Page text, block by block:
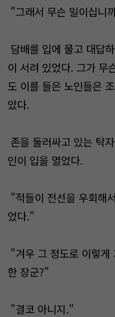
"그래서 무슨 일이십니
담배를 입에 물고 대답
이 서려 있었다. 그가 무
도 이를 들은 노인들은
았다.
존을 둘러싸고 있는 탁
인이 입을 열었다.
"적들이 전선을 우회해
었다."
"겨우 그 정도로 이렇게
한 장군?"
"결코 아니지."